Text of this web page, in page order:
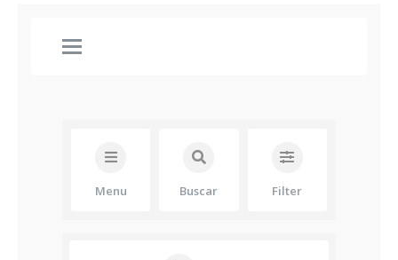
Menu Buscar Filter